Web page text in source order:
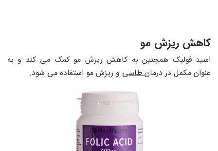
کاهش ریزش مو
اسید فولیک همچنین به کاهش ریزش مو کمک می کند و به
عنوان مکمل در درمانطاسی و ریزش مو استفاده می شود.